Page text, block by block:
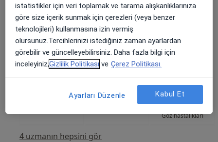
Özel Mayagöz Tıp Merkezi Keçiören
Göz hastalıkları, Anesteziyoloji ve reanimasyon
42 görüş
Güçlükaya Mah. Kızlar Pınarı Cad. No:7 Ankara, Keçiören
Özel Mayagöz Tıp Merkezi Keçiören
Op. Dr. Bekir Koç
Op. Dr. Tuğhan Duran
Op. Dr. Halit
Müstakim
Göz hastalıkları
4 uzmanın hepsini gör
istatistikler için veri toplamak ve tarama alışkanlıklarınıza
göre size içerik sunmak için çerezleri (veya benzer
teknolojileri) kullanmasına izin vermiş
olursunuz.Tercihlerinizi istediğiniz zaman ayarlardan
görebilir ve güncelleyebilirsiniz. Daha fazla bilgi için
inceleyiniz,Gizlilik Politikası ve Çerez Politikası.
Ayarları Düzenle Kabul Et